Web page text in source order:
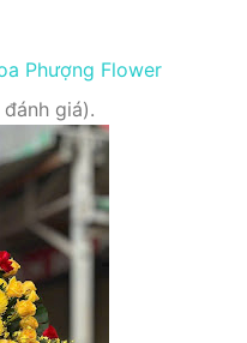
Phượng Flower
giá).